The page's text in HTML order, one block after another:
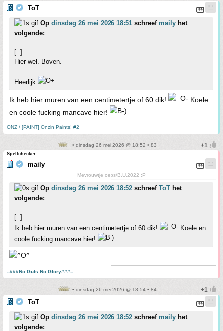
ToT
Op dinsdag 26 mei 2026 18:51 schreef maily het
volgende:
[..]
Hier wel. Boven.
Heerlijk
Ik heb hier muren van een centimetertje of 60 dik!
Koele
en coole fucking mancave hier!
ONZ / [PAINT] Onzin Paints! #2
• dinsdag 26 mei 2026 @ 18:52 • 83
Spellchecker
maily
Mevrouwtje oeps/B.U.2022 :P
Op dinsdag 26 mei 2026 18:52 schreef ToT het
volgende:
[..]
Ik heb hier muren van een centimetertje of 60 dik!
Koele en
coole fucking mancave hier!
--###No Guts No Glory###--
• dinsdag 26 mei 2026 @ 18:54 • 84
ToT
Op dinsdag 26 mei 2026 18:52 schreef maily het
volgende: